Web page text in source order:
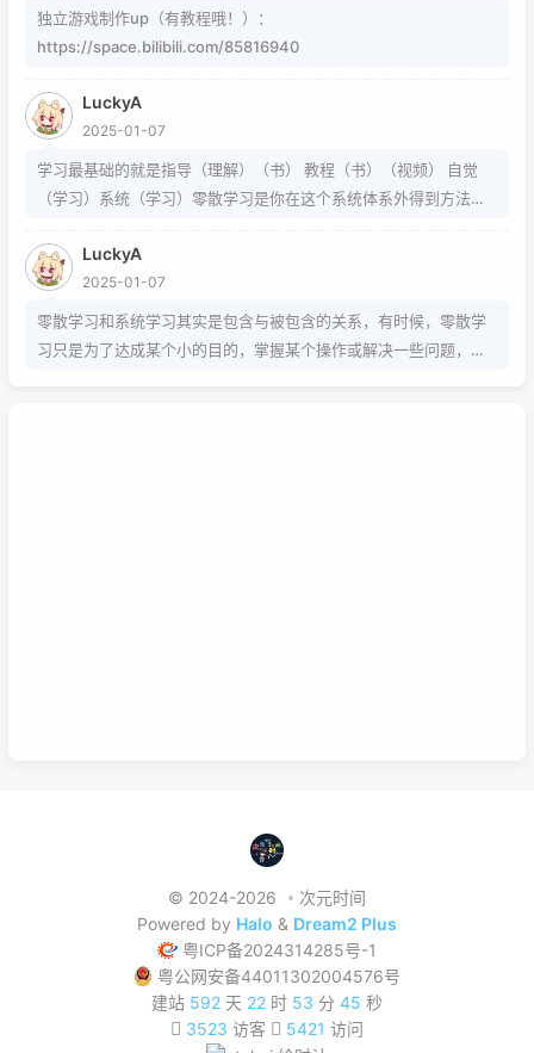
独立游戏制作up（有教程哦！）：
https://space.bilibili.com/85816940
LuckyA
2025-01-07
学习最基础的就是指导（理解）（书） 教程（书）（视频） 自觉
（学习）系统（学习）零散学习是你在这个系统体系外得到方法的
LuckyA
2025-01-07
零散学习和系统学习其实是包含与被包含的关系，有时候，零散学
习只是为了达成某个小的目的，掌握某个操作或解决一些问题，而
© 2024-2026
次元时间
Powered by Halo & Dream2 Plus
粤ICP备2024314285号-1
粤公网安备44011302004576号
建站 592 天 22 时 53 分 46 秒
3523 访客 5421 访问